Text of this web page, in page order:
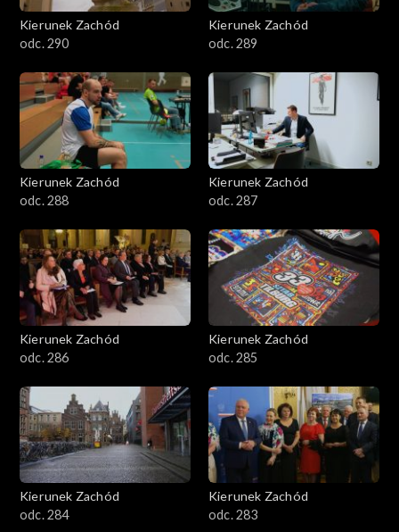
Kierunek Zachód
odc. 290
Kierunek Zachód
odc. 289
Kierunek Zachód
odc. 288
Kierunek Zachód
odc. 287
Kierunek Zachód
odc. 286
Kierunek Zachód
odc. 285
Kierunek Zachód
odc. 284
Kierunek Zachód
odc. 283